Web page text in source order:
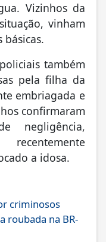
Vizinhos da
vinham
básicas.
também
pela filha da
embriagada e
confirmaram
negligência,
a idosa.
criminosos
roubada na BR-